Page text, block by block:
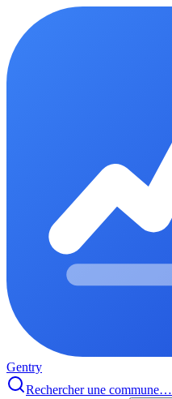
Gentry
Rechercher une commune…